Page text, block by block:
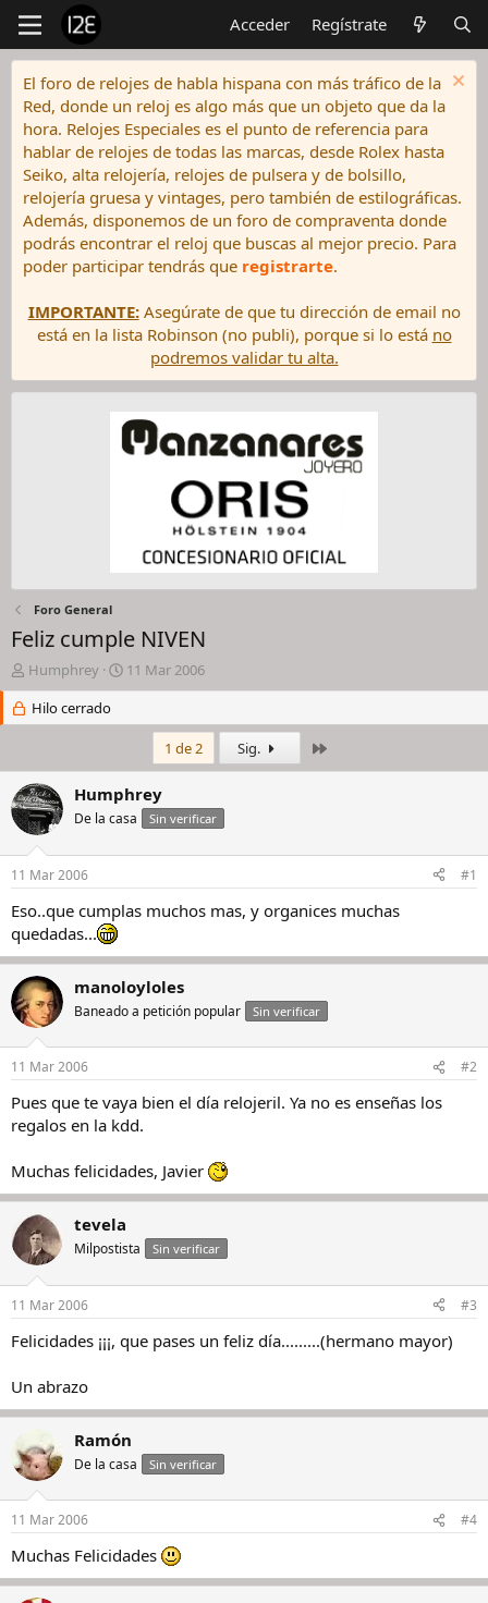
Acceder Regístrate
El foro de relojes de habla hispana con más tráfico de la
Red, donde un reloj es algo más que un objeto que da la
hora. Relojes Especiales es el punto de referencia para
hablar de relojes de todas las marcas, desde Rolex hasta
Seiko, alta relojería, relojes de pulsera y de bolsillo,
relojería gruesa y vintages, pero también de estilográficas.
Además, disponemos de un foro de compraventa donde
podrás encontrar el reloj que buscas al mejor precio. Para
poder participar tendrás que registrarte.
IMPORTANTE:Asegúrate de que tu dirección de email no
está en la lista Robinson (no publi), porque si lo está no
podremos validar tu alta.
Foro General
Feliz cumple NIVEN
I
n
c
a
d
o
r
d
l
h
i
l
o
Humphrey
F
e
h
d
e
i
n
i
o
11 Mar 2006
Hilo cerrado
1 de 2 Sig.
Humphrey
De la casa Sin verificar
11 Mar 2006 #1
Eso..que cumplas muchos mas, y organices muchas
quedadas...
manoloyloles
Baneado a petición popular Sin verificar
11 Mar 2006 #2
Pues que te vaya bien el día relojeril. Ya no es enseñas los
regalos en la kdd.
Muchas felicidades, Javier
tevela
Milpostista Sin verificar
11 Mar 2006 #3
Felicidades ¡¡¡, que pases un feliz día.........(hermano mayor)
Un abrazo
Ramón
De la casa Sin verificar
11 Mar 2006 #4
Muchas Felicidades